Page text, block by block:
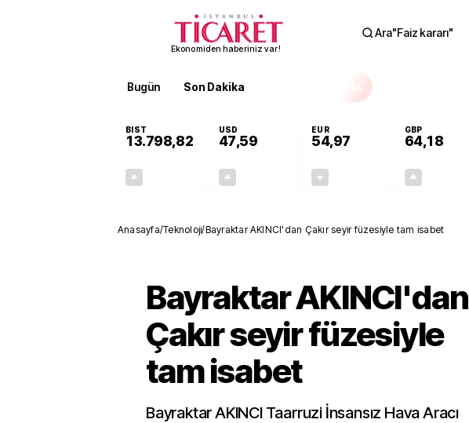
Ekonomiden haberiniz var!
Ara"Faiz kararı"
Bugün Son Dakika
BIST
13.798,82
USD
47,59
EUR
54,97
GBP
64,18
Anasayfa/Teknoloji/Bayraktar AKINCI'dan Çakır seyir füzesiyle tam isabet
Bayraktar AKINCI'dan
Çakır seyir füzesiyle
tam isabet
Bayraktar AKINCI Taarruzi İnsansız Hava Aracı